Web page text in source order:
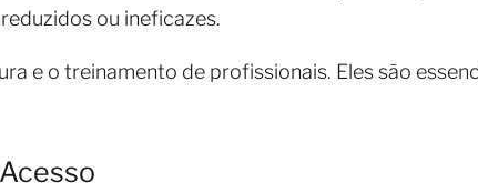
ou ineficazes.
e o treinamento de profissionais. Eles são